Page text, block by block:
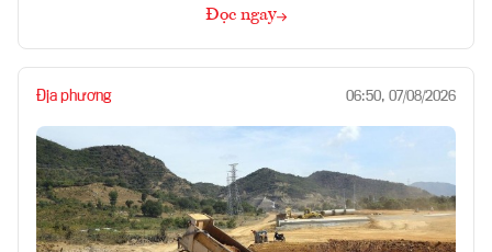
Đọc ngay
Địa phương 06:50, 07/08/2026